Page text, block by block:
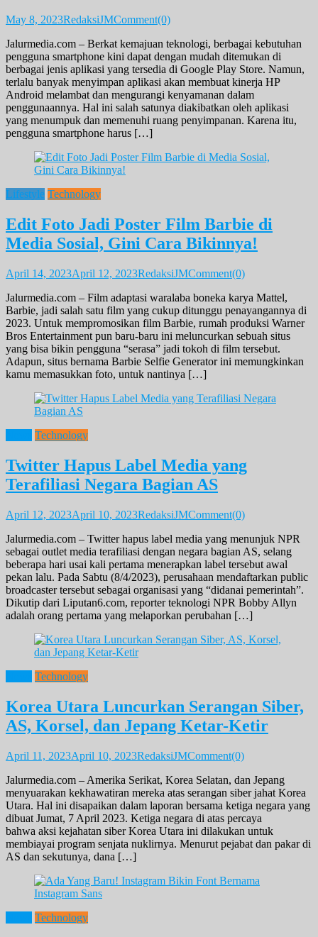
May 8, 2023RedaksiJMComment(0)
Jalurmedia.com – Berkat kemajuan teknologi, berbagai kebutuhan
pengguna smartphone kini dapat dengan mudah ditemukan di
berbagai jenis aplikasi yang tersedia di Google Play Store. Namun,
terlalu banyak menyimpan aplikasi akan membuat kinerja HP
Android melambat dan mengurangi kenyamanan dalam
penggunaannya. Hal ini salah satunya diakibatkan oleh aplikasi
yang menumpuk dan memenuhi ruang penyimpanan. Karena itu,
pengguna smartphone harus […]
Lifestyle Technology
Edit Foto Jadi Poster Film Barbie di
Media Sosial, Gini Cara Bikinnya!
April 14, 2023April 12, 2023RedaksiJMComment(0)
Jalurmedia.com – Film adaptasi waralaba boneka karya Mattel,
Barbie, jadi salah satu film yang cukup ditunggu penayangannya di
2023. Untuk mempromosikan film Barbie, rumah produksi Warner
Bros Entertainment pun baru-baru ini meluncurkan sebuah situs
yang bisa bikin pengguna “serasa” jadi tokoh di film tersebut.
Adapun, situs bernama Barbie Selfie Generator ini memungkinkan
kamu memasukkan foto, untuk nantinya […]
Technology
Twitter Hapus Label Media yang
Terafiliasi Negara Bagian AS
April 12, 2023April 10, 2023RedaksiJMComment(0)
Jalurmedia.com – Twitter hapus label media yang menunjuk NPR
sebagai outlet media terafiliasi dengan negara bagian AS, selang
beberapa hari usai kali pertama menerapkan label tersebut awal
pekan lalu. Pada Sabtu (8/4/2023), perusahaan mendaftarkan public
broadcaster tersebut sebagai organisasi yang “didanai pemerintah”.
Dikutip dari Liputan6.com, reporter teknologi NPR Bobby Allyn
adalah orang pertama yang melaporkan perubahan […]
Technology
Korea Utara Luncurkan Serangan Siber,
AS, Korsel, dan Jepang Ketar-Ketir
April 11, 2023April 10, 2023RedaksiJMComment(0)
Jalurmedia.com – Amerika Serikat, Korea Selatan, dan Jepang
menyuarakan kekhawatiran mereka atas serangan siber jahat Korea
Utara. Hal ini disapaikan dalam laporan bersama ketiga negara yang
dibuat Jumat, 7 April 2023. Ketiga negara di atas percaya
bahwa aksi kejahatan siber Korea Utara ini dilakukan untuk
membiayai program senjata nuklirnya. Menurut pejabat dan pakar di
AS dan sekutunya, dana […]
Technology